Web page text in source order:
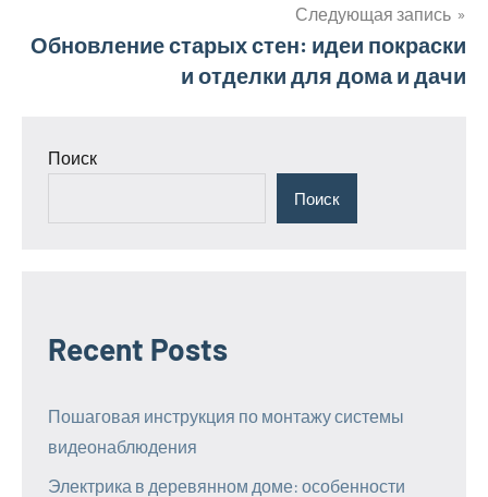
Следующая запись
Обновление старых стен: идеи покраски
и отделки для дома и дачи
Поиск
Поиск
Recent Posts
Пошаговая инструкция по монтажу системы
видеонаблюдения
Электрика в деревянном доме: особенности